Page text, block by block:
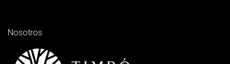
Nosotros